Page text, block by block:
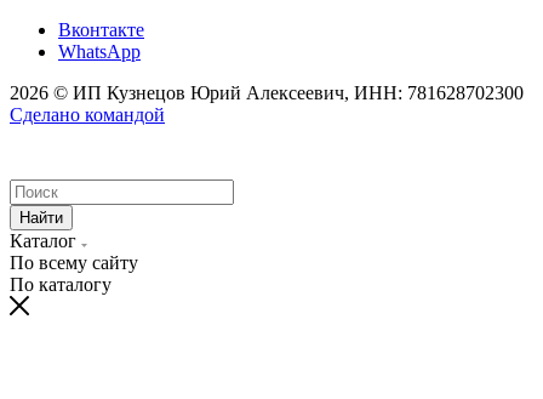
Вконтакте
WhatsApp
2026 © ИП Кузнецов Юрий Алексеевич, ИНН: 781628702300
Сделано командой
Найти
Каталог
По всему сайту
По каталогу